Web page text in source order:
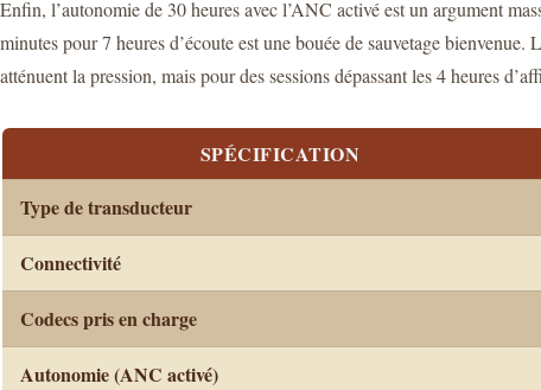
Enfin, l’autonomie de 30 heures avec l’ANC activé est un argument
minutes pour 7 heures d’écoute est une bouée de sauvetage
atténuent la pression, mais pour des sessions dépassant les 4 heures
SPÉCIFICATION
Type de transducteur
Connectivité
Codecs pris en charge
Autonomie (ANC activé)